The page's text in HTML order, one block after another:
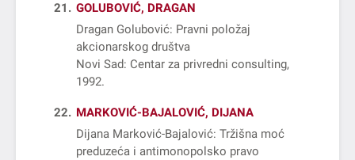
21
GOLUBOVIĆ, DRAGAN
Dragan Golubović: Pravni položaj
akcionarskog društva
Novi Sad: Centar za privredni consulting,
1992
22
MARKOVIĆ-BAJALOVIĆ, DIJANA
Dijana Marković-Bajalović: Tržišna moć
preduzeća i antimonopolsko pravo